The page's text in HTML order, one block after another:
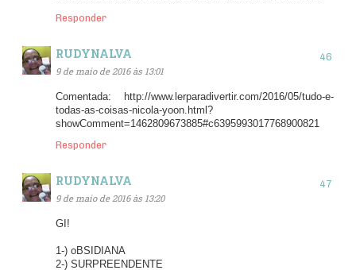
Responder
RUDYNALVA
9 de maio de 2016 às 13:01
Comentada: http://www.lerparadivertir.com/2016/05/tudo-e-
todas-as-coisas-nicola-yoon.html?
showComment=1462809673885#c6395993017768900821
Responder
RUDYNALVA
9 de maio de 2016 às 13:20
GI!
1-) oBSIDIANA
2-) SURPREENDENTE